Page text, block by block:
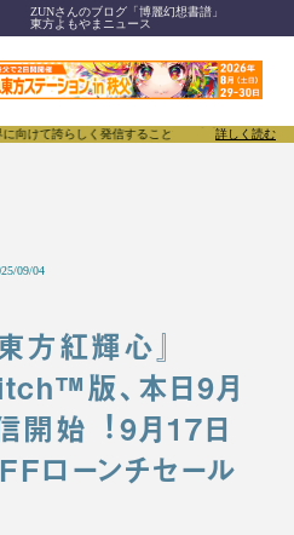
ZUNさんのブログ「博麗幻想書譜」
東方よもやまニュース
く発信することで、東方Projectのみならず「同
詳しく読む
09/04
⽅紅輝⼼』
版、本⽇9⽉
開始︕9⽉17⽇
ローンチセール